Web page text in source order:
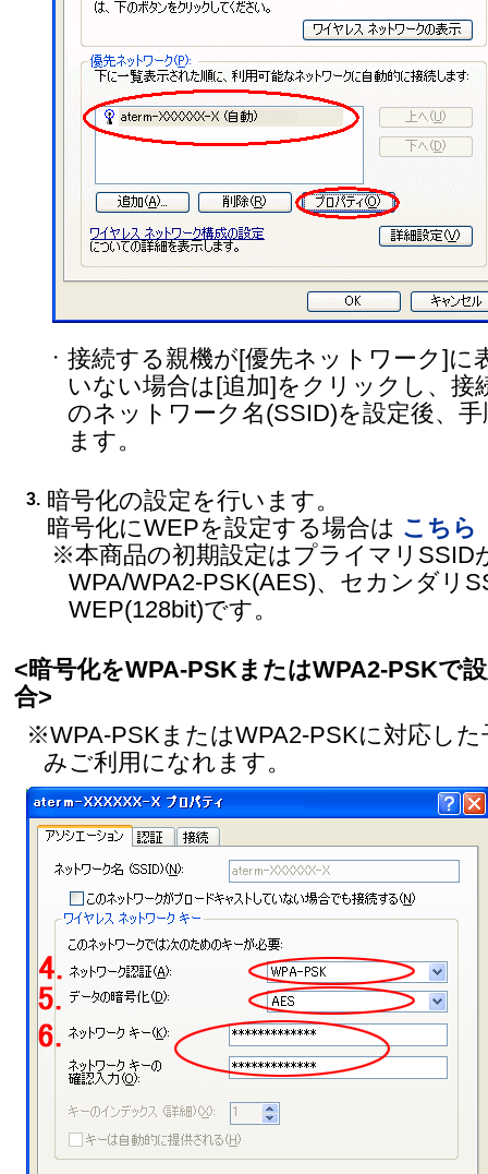
・ 接続する親機が[優先ネットワーク]に
いない場合は[追加]をクリックし、接
のネットワーク名(SSID)を設定後、
ます。
3. 暗号化の設定を行います。
暗号化にWEPを設定する場合は こちら
※本商品の初期設定はプライマリSSID
WPA/WPA2-PSK(AES)、セカンダリ
WEP(128bit)です。
<暗号化をWPA-PSKまたはWPA2-PSKで
合>
※WPA-PSKまたはWPA2-PSKに対応した
みご利用になれます。